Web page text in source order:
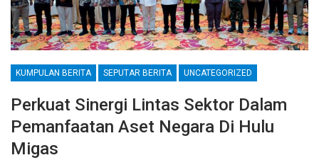
KUMPULAN BERITA SEPUTAR BERITA UNCATEGORIZED
Perkuat Sinergi Lintas Sektor Dalam
Pemanfaatan Aset Negara Di Hulu
Migas